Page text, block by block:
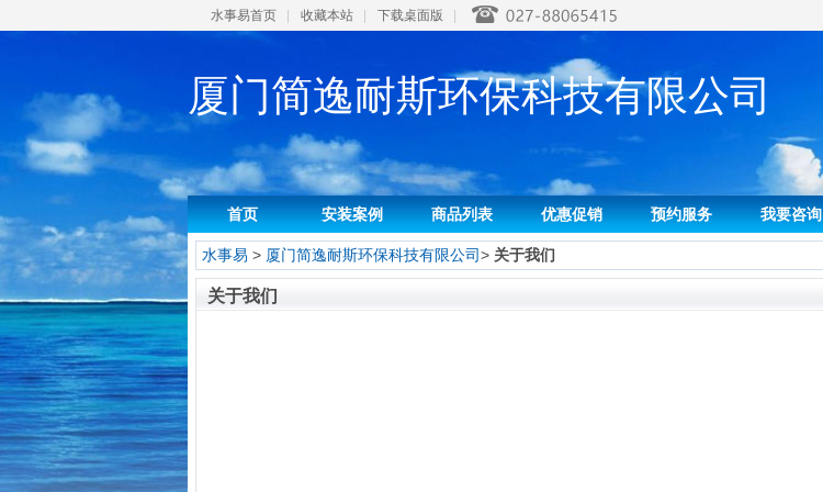
水事易首页 收藏本站 下载桌面版
厦门简逸耐斯环保科技有限公司
首页 安装案例 商品列表 优惠促销 预约服务 我要咨询
水事易 > 厦门简逸耐斯环保科技有限公司> 关于我们
关于我们